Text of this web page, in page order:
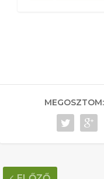
MEGOSZTOM: